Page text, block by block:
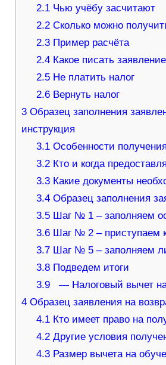
2.1 Чью учёбу засчитают
2.2 Сколько можно
2.3 Пример расчёта
2.4 Какое писать заявление
2.5 Не платить налог
2.6 Вернуть налог
3Образец заполнения
инструкция
3.1 Особенности
3.2 Кто и когда
3.3 Какие документы
3.4 Образец заполнения
3.5 Шаг № 1 – заполняем
3.6 Шаг № 2 – приступаем
3.7 Шаг № 5 – заполняем
3.8 Подведем итоги
3.9 — Налоговый вычет
4Образец заявления на
4.1 Кто имеет право на
4.2 Другие условия
4.3 Размер вычета на